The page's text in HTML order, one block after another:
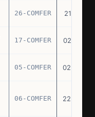
26-COMFER 21.10.75
17-COMFER 02.01.76
05-COMFER 02.02.76
06-COMFER 22.04.76